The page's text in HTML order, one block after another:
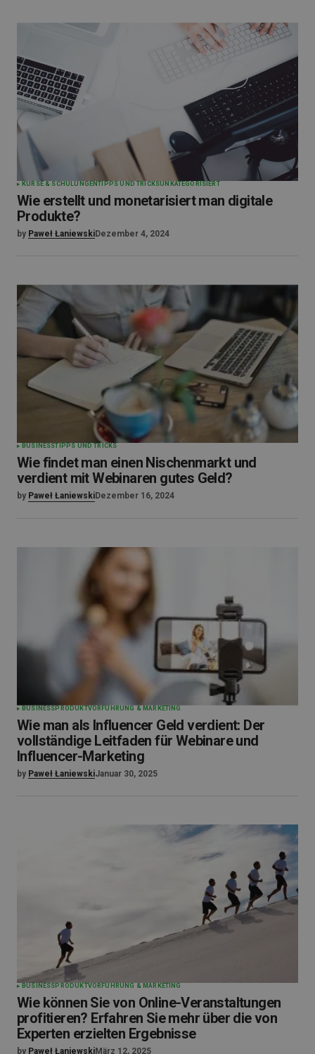
KURSE & SCHULUNGENTIPPS UND TRICKSUNKATEGORISIERT
Wie erstellt und monetarisiert man digitale
Produkte?
by Paweł ŁaniewskiDezember 4, 2024
BUSINESSTIPPS UND TRICKS
Wie findet man einen Nischenmarkt und
verdient mit Webinaren gutes Geld?
by Paweł ŁaniewskiDezember 16, 2024
BUSINESS PRODUKTVORFÜHRUNG & MARKETING
Wie man als Influencer Geld verdient: Der
vollständige Leitfaden für Webinare und
Influencer-Marketing
by Paweł ŁaniewskiJanuar 30, 2025
BUSINESS PRODUKTVORFÜHRUNG & MARKETING
Wie können Sie von Online-Veranstaltungen
profitieren? Erfahren Sie mehr über die von
Experten erzielten Ergebnisse
by Paweł ŁaniewskiMärz 12, 2025